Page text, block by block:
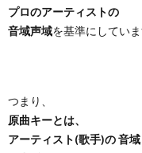
プロのアーティストの
音域声域を基準にしていま
つまり、
原曲キーとは、
アーティスト(歌手)の 音域